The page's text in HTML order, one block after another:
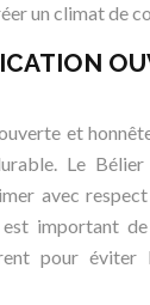
un climat de
et
Le
avec
important
pour éviter